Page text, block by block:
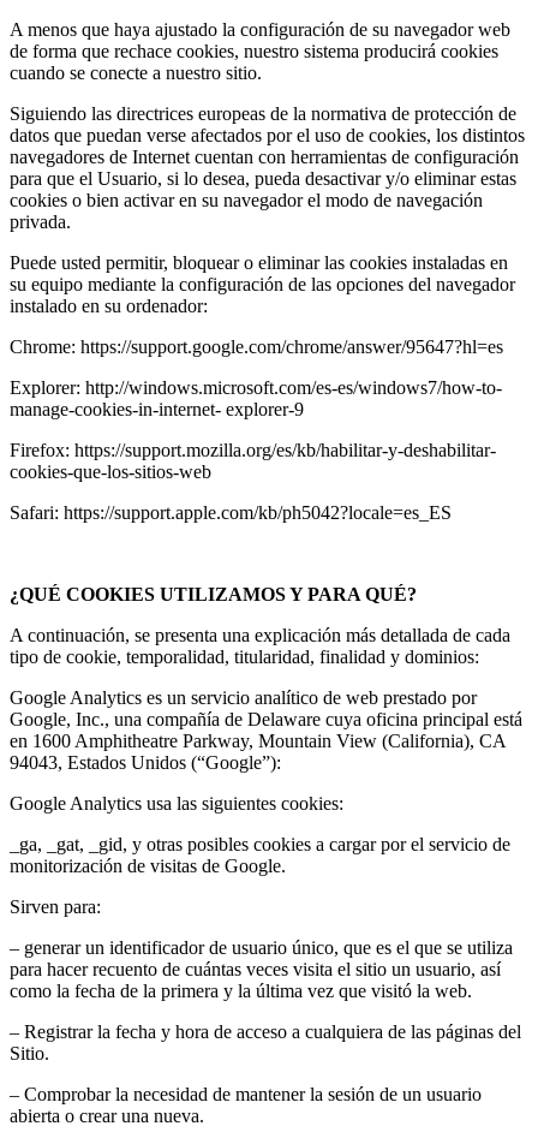
A menos que haya ajustado la configuración de su navegador web
de forma que rechace cookies, nuestro sistema producirá cookies
cuando se conecte a nuestro sitio.
Siguiendo las directrices europeas de la normativa de protección de
datos que puedan verse afectados por el uso de cookies, los distintos
navegadores de Internet cuentan con herramientas de configuración
para que el Usuario, si lo desea, pueda desactivar y/o eliminar estas
cookies o bien activar en su navegador el modo de navegación
privada.
Puede usted permitir, bloquear o eliminar las cookies instaladas en
su equipo mediante la configuración de las opciones del navegador
instalado en su ordenador:
Chrome: https://support.google.com/chrome/answer/95647?hl=es
Explorer: http://windows.microsoft.com/es-es/windows7/how-to-
manage-cookies-in-internet- explorer-9
Firefox: https://support.mozilla.org/es/kb/habilitar-y-deshabilitar-
cookies-que-los-sitios-web
Safari: https://support.apple.com/kb/ph5042?locale=es_ES
¿QUÉ COOKIES UTILIZAMOS Y PARA QUÉ?
A continuación, se presenta una explicación más detallada de cada
tipo de cookie, temporalidad, titularidad, finalidad y dominios:
Google Analytics es un servicio analítico de web prestado por
Google, Inc., una compañía de Delaware cuya oficina principal está
en 1600 Amphitheatre Parkway, Mountain View (California), CA
94043, Estados Unidos (“Google”):
Google Analytics usa las siguientes cookies:
_ga, _gat, _gid, y otras posibles cookies a cargar por el servicio de
monitorización de visitas de Google.
Sirven para:
– generar un identificador de usuario único, que es el que se utiliza
para hacer recuento de cuántas veces visita el sitio un usuario, así
como la fecha de la primera y la última vez que visitó la web.
– Registrar la fecha y hora de acceso a cualquiera de las páginas del
Sitio.
– Comprobar la necesidad de mantener la sesión de un usuario
abierta o crear una nueva.